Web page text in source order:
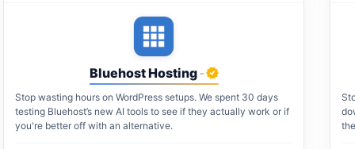
Bluehost Hosting-
Stop wasting hours on WordPress setups. We spent 30 days
testing Bluehost’s new AI tools to see if they actually work or if
you're better off with an alternative.